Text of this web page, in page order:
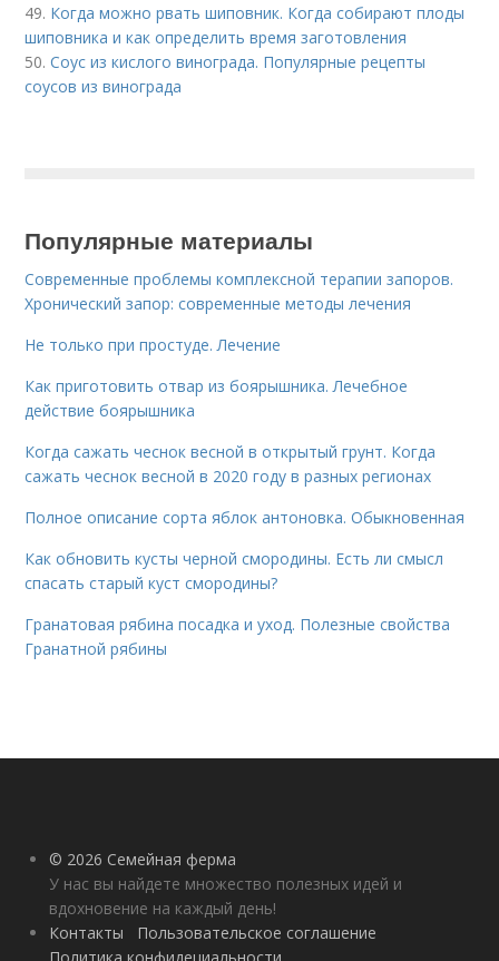
49. Когда можно рвать шиповник. Когда собирают плоды
шиповника и как определить время заготовления
50.Соус из кислого винограда. Популярные рецепты
соусов из винограда
Популярные материалы
Современные проблемы комплексной терапии запоров.
Хронический запор: современные методы лечения
Не только при простуде. Лечение
Как приготовить отвар из боярышника. Лечебное
действие боярышника
Когда сажать чеснок весной в открытый грунт. Когда
сажать чеснок весной в 2020 году в разных регионах
Полное описание сорта яблок антоновка. Обыкновенная
Как обновить кусты черной смородины. Есть ли смысл
спасать старый куст смородины?
Гранатовая рябина посадка и уход. Полезные свойства
Гранатной рябины
© 2026 Семейная ферма
У нас вы найдете множество полезных идей и
вдохновение на каждый день!
Контакты
Пользовательское соглашение